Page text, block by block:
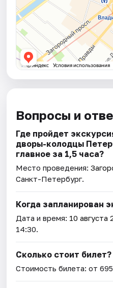
Вопросы и
Где пройдет
дворы-колодцы
главное за 1,5 часа?
Место проведения:
Санкт-Петербург.
Когда запланирован
Дата и время: 10 августа
14:30.
Сколько стоит билет?
Стоимость билета: от